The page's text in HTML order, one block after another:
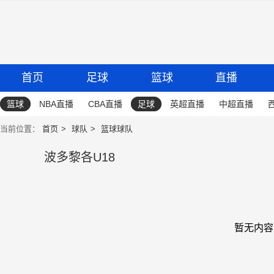
首页 足球 篮球 直播
篮球 NBA直播 CBA直播 足球 英超直播 中超直播
当前位置： 首页 球队 篮球球队
波多黎各U18
暂无内容